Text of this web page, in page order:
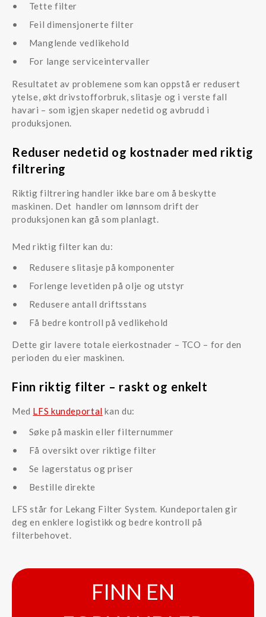
Tette filter
Feil dimensjonerte filter
Manglende vedlikehold
For lange serviceintervaller
Resultatet av problemene som kan oppstå er redusert
ytelse, økt drivstofforbruk, slitasje og i verste fall
havari – som igjen skaper nedetid og avbrudd i
produksjonen.
Reduser nedetid og kostnader med riktig
filtrering
Riktig filtrering handler ikke bare om å beskytte
maskinen. Det handler om lønnsom drift der
produksjonen kan gå som planlagt.
Med riktig filter kan du:
Redusere slitasje på komponenter
Forlenge levetiden på olje og utstyr
Redusere antall driftsstans
Få bedre kontroll på vedlikehold
Dette gir lavere totale eierkostnader – TCO – for den
perioden du eier maskinen.
Finn riktig filter – raskt og enkelt
Med LFS kundeportal kan du:
Søke på maskin eller filternummer
Få oversikt over riktige filter
Se lagerstatus og priser
Bestille direkte
LFS står for Lekang Filter System. Kundeportalen gir
deg en enklere logistikk og bedre kontroll på
filterbehovet.
FINN EN